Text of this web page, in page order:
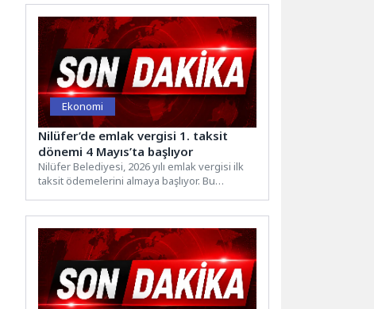
Ekonomi
Nilüfer’de emlak vergisi 1. taksit
dönemi 4 Mayıs’ta başlıyor
Nilüfer Belediyesi, 2026 yılı emlak vergisi ilk
taksit ödemelerini almaya başlıyor. Bu